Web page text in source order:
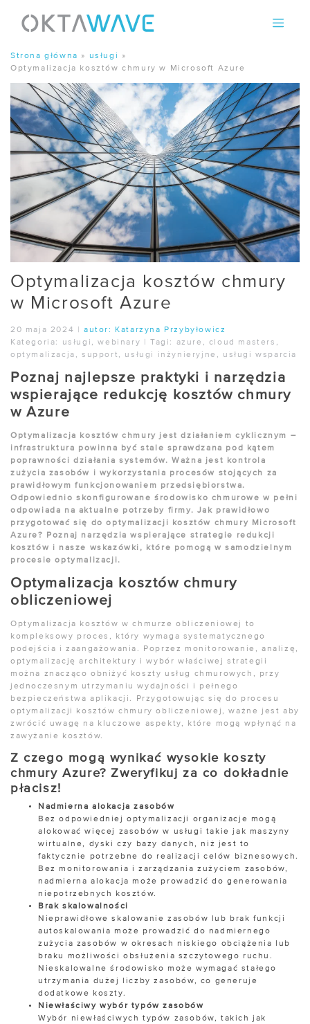
content
Strona główna » usługi
»
Optymalizacja kosztów chmury w Microsoft Azure
Optymalizacja kosztów chmury
w Microsoft Azure
20 maja 2024 |autor:
Katarzyna Przybyłowicz
Kategoria:
usługi ,webinary |Tagi: azure , cloud masters ,
optymalizacja ,support , usługi inżynieryjne , usługi wsparcia
Poznaj najlepsze praktyki i narzędzia
wspierające redukcję kosztów chmury
w Azure
Optymalizacja kosztów chmury jest działaniem cyklicznym –
infrastruktura powinna być stale sprawdzana pod kątem
poprawności działania systemów. Ważna jest kontrola
zużycia zasobów i wykorzystania procesów stojących za
prawidłowym funkcjonowaniem przedsiębiorstwa.
Odpowiednio skonfigurowane środowisko chmurowe w pełni
odpowiada na aktualne potrzeby firmy. Jak prawidłowo
przygotować się do optymalizacji kosztów chmury Microsoft
Azure? Poznaj narzędzia wspierające strategie redukcji
kosztów i nasze wskazówki, które pomogą w samodzielnym
procesie optymalizacji.
Optymalizacja kosztów chmury
obliczeniowej
Optymalizacja kosztów w chmurze obliczeniowej to
kompleksowy proces, który wymaga systematycznego
podejścia i zaangażowania. Poprzez monitorowanie, analizę,
optymalizację architektury i wybór właściwej strategii
można znacząco obniżyć koszty usług chmurowych, przy
jednoczesnym utrzymaniu wydajności i pełnego
bezpieczeństwa aplikacji. Przygotowując się do procesu
optymalizacji kosztów chmury obliczeniowej, ważne jest aby
zwrócić uwagę na kluczowe aspekty, które mogą wpłynąć na
zawyżanie kosztów.
Z czego mogą wynikać wysokie koszty
chmury Azure? Zweryfikuj za co dokładnie
płacisz!
Nadmierna alokacja zasobów
Bez odpowiedniej optymalizacji organizacje mogą
alokować więcej zasobów w usługi takie jak maszyny
wirtualne, dyski czy bazy danych, niż jest to
faktycznie potrzebne do realizacji celów biznesowych.
Bez monitorowania i zarządzania zużyciem zasobów,
nadmierna alokacja może prowadzić do generowania
niepotrzebnych kosztów.
Brak skalowalności
Nieprawidłowe skalowanie zasobów lub brak funkcji
autoskalowania może prowadzić do nadmiernego
zużycia zasobów w okresach niskiego obciążenia lub
braku możliwości obsłużenia szczytowego ruchu.
Nieskalowalne środowisko może wymagać stałego
utrzymania dużej liczby zasobów, co generuje
dodatkowe koszty.
Niewłaściwy wybór typów zasobów
Wybór niewłaściwych typów zasobów, takich jak